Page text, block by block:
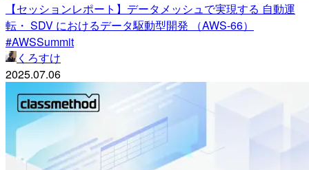
【セッションレポート】データメッシュで実現する 自動運
転・ SDV におけるデータ駆動型開発 （AWS-66）
#AWSSummit
くろすけ
2025.07.06